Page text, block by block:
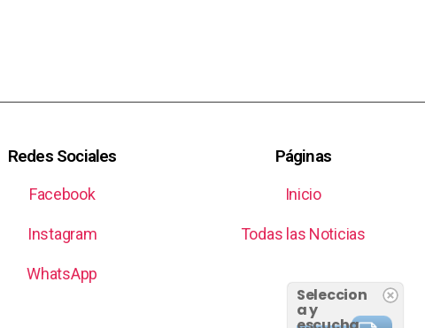
Redes Sociales
Facebook
Instagram
WhatsApp
Páginas
Inicio
Todas las Noticias
Seleccion
a y